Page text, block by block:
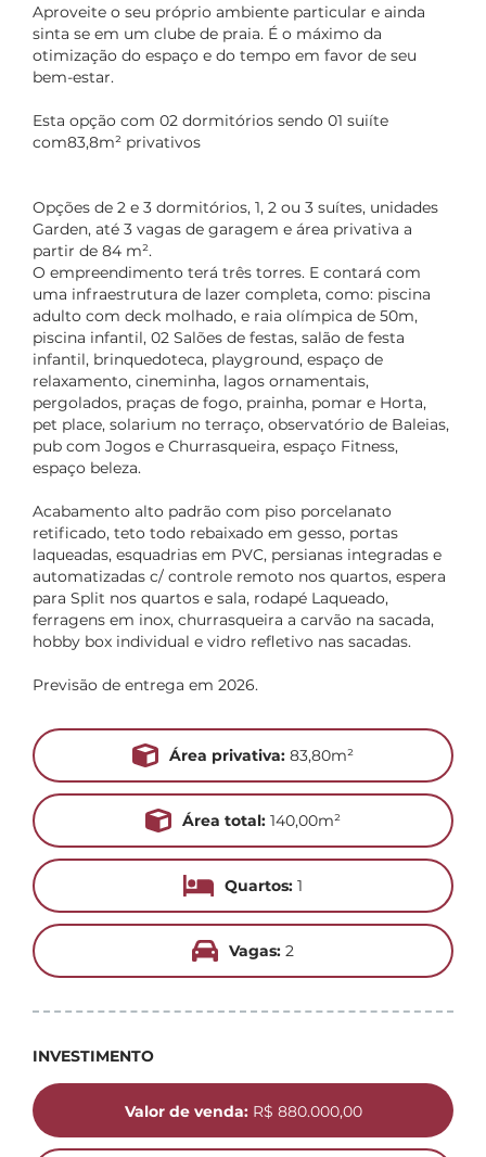
Aproveite o seu próprio ambiente particular e ainda
sinta se em um clube de praia. É o máximo da
otimização do espaço e do tempo em favor de seu
bem-estar.
Esta opção com 02 dormitórios sendo 01 suiíte
com83,8m² privativos
Opções de 2 e 3 dormitórios, 1, 2 ou 3 suítes, unidades
Garden, até 3 vagas de garagem e área privativa a
partir de 84 m².
O empreendimento terá três torres. E contará com
uma infraestrutura de lazer completa, como: piscina
adulto com deck molhado, e raia olímpica de 50m,
piscina infantil, 02 Salões de festas, salão de festa
infantil, brinquedoteca, playground, espaço de
relaxamento, cineminha, lagos ornamentais,
pergolados, praças de fogo, prainha, pomar e Horta,
pet place, solarium no terraço, observatório de Baleias,
pub com Jogos e Churrasqueira, espaço Fitness,
espaço beleza.
Acabamento alto padrão com piso porcelanato
retificado, teto todo rebaixado em gesso, portas
laqueadas, esquadrias em PVC, persianas integradas e
automatizadas c/ controle remoto nos quartos, espera
para Split nos quartos e sala, rodapé Laqueado,
ferragens em inox, churrasqueira a carvão na sacada,
hobby box individual e vidro refletivo nas sacadas.
Previsão de entrega em 2026.
Área privativa:83,80m²
Área total:140,00m²
Quartos: 1
Vagas:2
INVESTIMENTO
Valor de venda:R$ 880.000,00